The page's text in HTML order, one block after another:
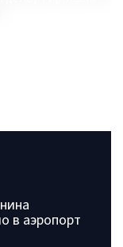
в аэропорт